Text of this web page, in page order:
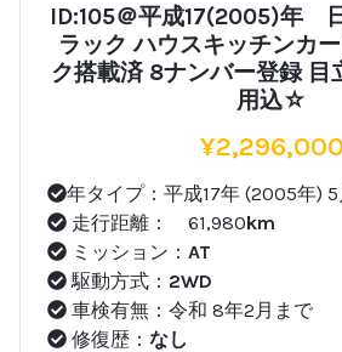
ID:105＠平成17(2005)年
ラック ハウスキッチンカ
ク搭載済 8ナンバー登録
用込☆
¥2,296,000
年タイプ：平成17年 (2005年) 5
走行距離： 61,980km
ミッション： AT
駆動方式： 2WD
車検有無：令和 8年2月まで
修復歴： なし